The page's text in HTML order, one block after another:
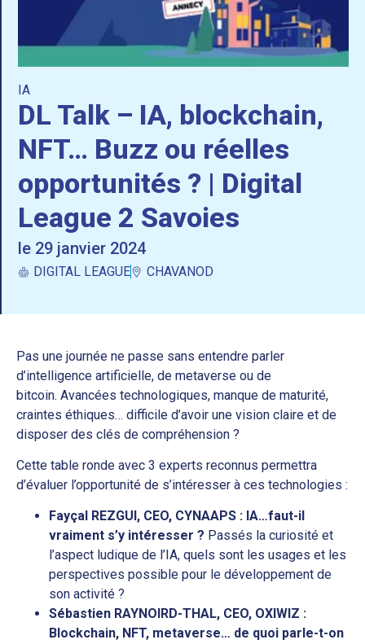
IA
DL Talk – IA, blockchain,
NFT… Buzz ou réelles
opportunités ? | Digital
League 2 Savoies
le 29 janvier 2024
DIGITAL LEAGUE CHAVANOD
Pas une journée ne passe sans entendre parler
d’intelligence artificielle, de metaverse ou de
bitcoin. Avancées technologiques, manque de maturité,
craintes éthiques… difficile d’avoir une vision claire et de
disposer des clés de compréhension ?
Cette table ronde avec 3 experts reconnus permettra
d’évaluer l’opportunité de s’intéresser à ces technologies :
Fayçal REZGUI, CEO, CYNAAPS : IA…faut-il
vraiment s’y intéresser ? Passés la curiosité et
l’aspect ludique de l’IA, quels sont les usages et les
perspectives possible pour le développement de
son activité ?
Sébastien RAYNOIRD-THAL, CEO, OXIWIZ :
Blockchain, NFT, metaverse… de quoi parle-t-on